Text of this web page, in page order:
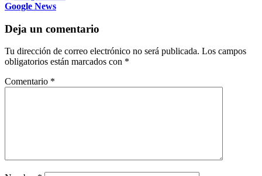
Google News
Deja un comentario
Tu dirección de correo electrónico no será publicada. Los campos
obligatorios están marcados con *
Comentario *